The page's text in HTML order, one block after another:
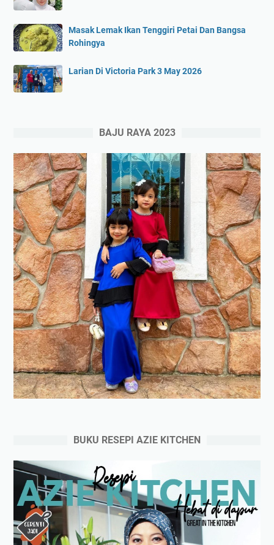
Masak Lemak Ikan Tenggiri Petai Dan Bangsa
Rohingya
Larian Di Victoria Park 3 May 2026
BAJU RAYA 2023
BUKU RESEPI AZIE KITCHEN